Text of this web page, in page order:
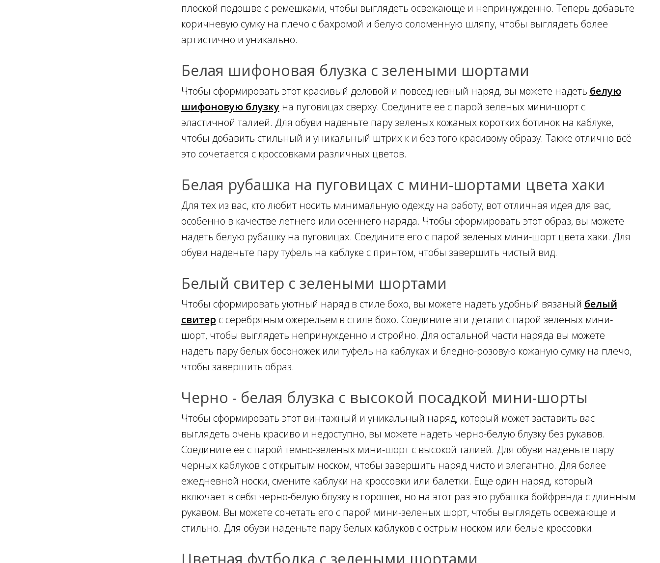
плоской подошве с ремешками, чтобы выглядеть освежающе и непринужденно. Теперь добавьте
коричневую сумку на плечо с бахромой и белую соломенную шляпу, чтобы выглядеть более
артистично и уникально.
Белая шифоновая блузка с зелеными шортами
Чтобы сформировать этот красивый деловой и повседневный наряд, вы можете надеть белую
шифоновую блузкуна пуговицах сверху. Соедините ее с парой зеленых мини-шорт с
эластичной талией. Для обуви наденьте пару зеленых кожаных коротких ботинок на каблуке,
чтобы добавить стильный и уникальный штрих к и без того красивому образу. Также отлично всё
это сочетается с кроссовками различных цветов.
Белая рубашка на пуговицах с мини-шортами цвета хаки
Для тех из вас, кто любит носить минимальную одежду на работу, вот отличная идея для вас,
особенно в качестве летнего или осеннего наряда. Чтобы сформировать этот образ, вы можете
надеть белую рубашку на пуговицах. Соедините его с парой зеленых мини-шорт цвета хаки. Для
обуви наденьте пару туфель на каблуке с принтом, чтобы завершить чистый вид.
Белый свитер с зелеными шортами
Чтобы сформировать уютный наряд в стиле бохо, вы можете надеть удобный вязаный белый
свитер с серебряным ожерельем в стиле бохо. Соедините эти детали с парой зеленых мини-
шорт, чтобы выглядеть непринужденно и стройно. Для остальной части наряда вы можете
надеть пару белых босоножек или туфель на каблуках и бледно-розовую кожаную сумку на плечо,
чтобы завершить образ.
Черно - белая блузка с высокой посадкой мини-шорты
Чтобы сформировать этот винтажный и уникальный наряд, который может заставить вас
выглядеть очень красиво и недоступно, вы можете надеть черно-белую блузку без рукавов.
Соедините ее с парой темно-зеленых мини-шорт с высокой талией. Для обуви наденьте пару
черных каблуков с открытым носком, чтобы завершить наряд чисто и элегантно. Для более
ежедневной носки, смените каблуки на кроссовки или балетки. Еще один наряд, который
включает в себя черно-белую блузку в горошек, но на этот раз это рубашка бойфренда с длинным
рукавом. Вы можете сочетать его с парой мини-зеленых шорт, чтобы выглядеть освежающе и
стильно. Для обуви наденьте пару белых каблуков с острым носком или белые кроссовки.
Цветная футболка с зелеными шортами